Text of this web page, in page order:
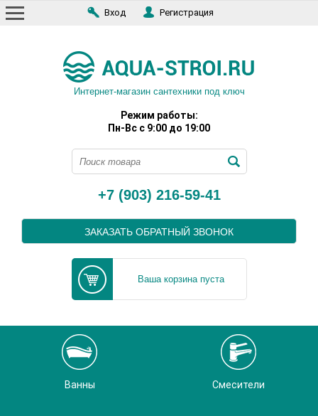
Вход Регистрация
Интернет-магазин сантехники под ключ
Режим работы:
Пн-Вс с 9:00 до 19:00
+7 (903) 216-59-41
ЗАКАЗАТЬ ОБРАТНЫЙ ЗВОНОК
Ваша корзина пуста
Ванны Смесители